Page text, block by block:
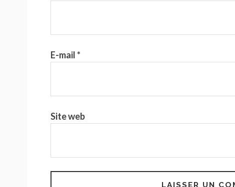
E-mail*
Site web